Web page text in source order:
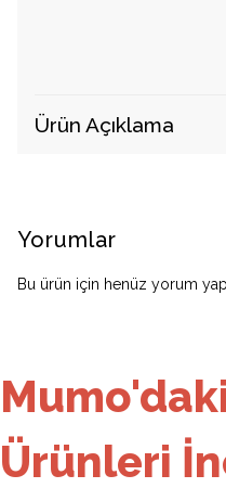
Ürün Açıklama
Yorumlar
Bu ürün için henüz yorum
Ürünleri